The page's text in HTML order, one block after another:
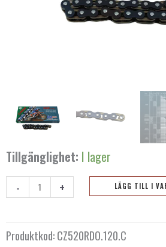
Tillgänglighet: I lager
-
CZ
520
+ LÄGG TILL I
Produktkod:CZ520RDO.120.C